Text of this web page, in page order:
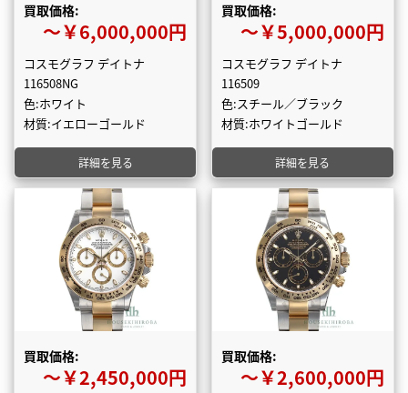
買取価格:
〜￥6,000,000円
コスモグラフ デイトナ
116508NG
色:ホワイト
材質:イエローゴールド
詳細を見る
買取価格:
〜￥5,000,000円
コスモグラフ デイトナ
116509
色:スチール／ブラック
材質:ホワイトゴールド
詳細を見る
買取価格:
〜￥2,450,000円
買取価格:
〜￥2,600,000円